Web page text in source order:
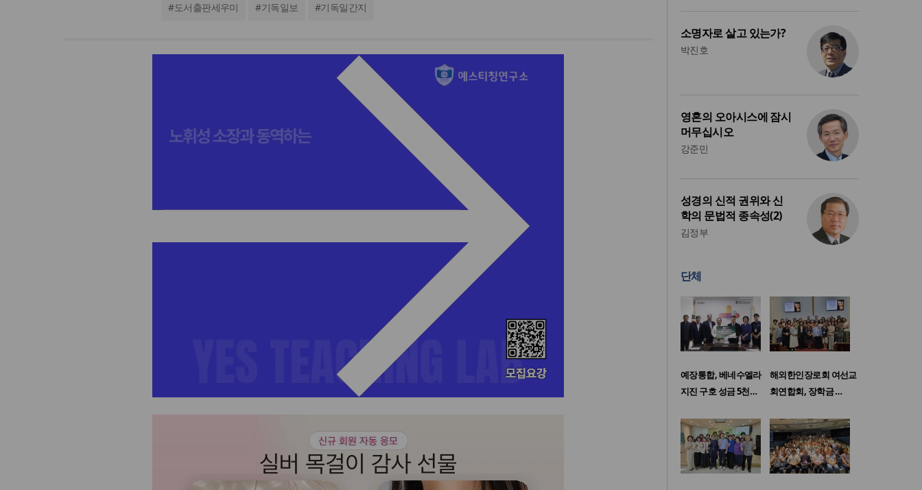
#도서출판세우미 #기독일보 #기독일간지
소명자로 살고 있는가?
박진호
영혼의 오아시스에 잠시
머무십시오
강준민
성경의 신적 권위와 신
학의 문법적 종속성(2)
김정부
단체
예장통합, 베네수엘라
지진 구호 성금 5천…
해외한인장로회 여선교
회연합회, 장학금 …